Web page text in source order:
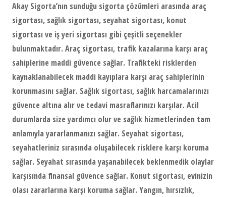
Akay Sigorta’nın sunduğu sigorta çözümleri arasında araç
sigortası, sağlık sigortası, seyahat sigortası, konut
sigortası ve iş yeri sigortası gibi çeşitli seçenekler
bulunmaktadır. Araç sigortası, trafik kazalarına karşı araç
sahiplerine maddi güvence sağlar. Trafikteki risklerden
kaynaklanabilecek maddi kayıplara karşı araç sahiplerinin
korunmasını sağlar. Sağlık sigortası, sağlık harcamalarınızı
güvence altına alır ve tedavi masraflarınızı karşılar. Acil
durumlarda size yardımcı olur ve sağlık hizmetlerinden tam
anlamıyla yararlanmanızı sağlar. Seyahat sigortası,
seyahatleriniz sırasında oluşabilecek risklere karşı koruma
sağlar. Seyahat sırasında yaşanabilecek beklenmedik olaylar
karşısında finansal güvence sağlar. Konut sigortası, evinizin
olası zararlarına karşı koruma sağlar. Yangın, hırsızlık,